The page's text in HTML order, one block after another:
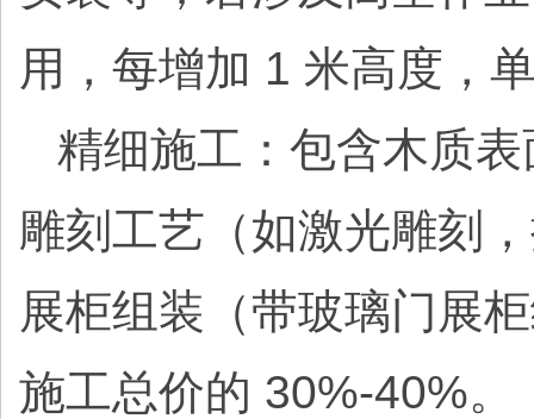
用，每增加 1 米高度，
精细施工：包含木质
雕刻工艺（如激光雕刻
展柜组装（带玻璃门展
施工总价的 30%-40%。